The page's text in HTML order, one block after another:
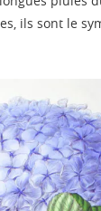
ils sont le